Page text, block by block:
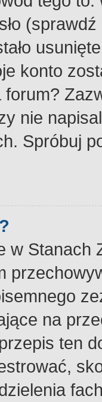
konto
nie
Spróbuj
w Stanach
na
ten